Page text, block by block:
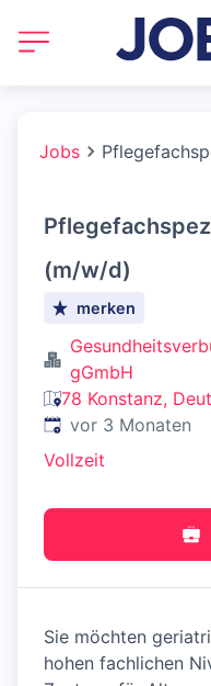
Jobs
(m/w/d)
merken
gGmbH
78 Konstanz,
Veröffentlicht:
vor 3 Monaten
Vollzeit
Sie möchten
hohen fachlichen